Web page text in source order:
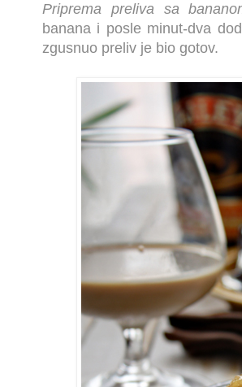
Priprema preliva sa
banana i posle minut-dva
zgusnuo preliv je bio gotov.